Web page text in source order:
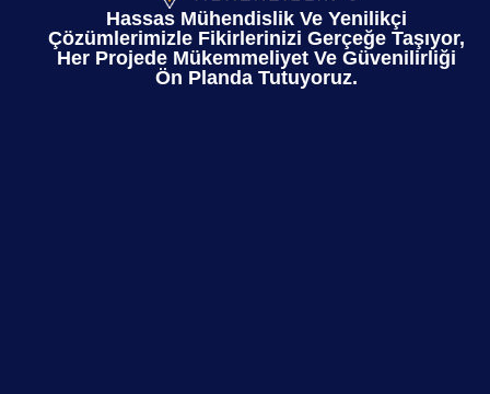
Hassas Mühendislik Ve Yenilikçi
Çözümlerimizle Fikirlerinizi Gerçeğe Taşıyor,
Her Projede Mükemmeliyet Ve Güvenilirliği
Ön Planda Tutuyoruz.